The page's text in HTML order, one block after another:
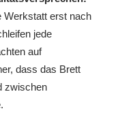
Werkstatt erst nach
jede
auf
dass das Brett
zwischen